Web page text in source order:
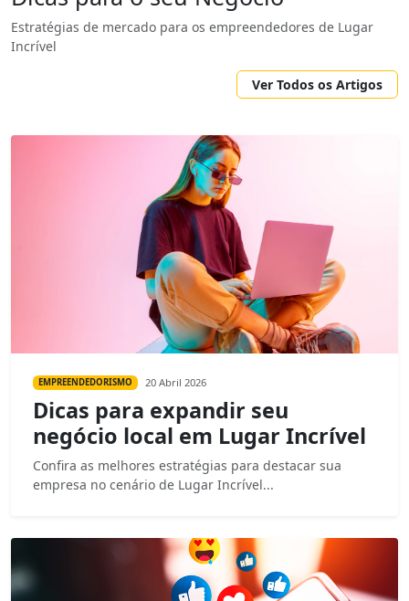
Estratégias de mercado para os empreendedores de Lugar
Incrível
Ver Todos os Artigos
EMPREENDEDORISMO 20 Abril 2026
Dicas para expandir seu
negócio local em Lugar Incrível
Confira as melhores estratégias para destacar sua
empresa no cenário de Lugar Incrível...